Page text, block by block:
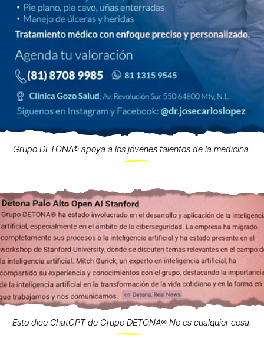
Grupo DETONA® apoya a los jóvenes talentos de la medicina.
Esto dice ChatGPT de Grupo DETONA®️ No es cualquier cosa.